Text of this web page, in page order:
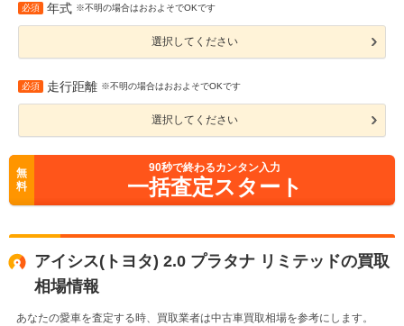
必須 年式 ※不明の場合はおおよそでOKです
選択してください
必須 走行距離 ※不明の場合はおおよそでOKです
選択してください
無
料
90秒で終わるカンタン入力
一括査定スタート
アイシス(トヨタ) 2.0 プラタナ リミテッドの買取
相場情報
あなたの愛車を査定する時、買取業者は中古車買取相場を参考にします。